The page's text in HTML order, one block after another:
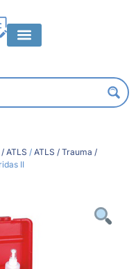
ATLS / ATLS / Trauma /
II